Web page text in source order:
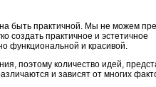
быть практичной. Мы не можем
создать практичное и эстетичное
функциональной и красивой.
поэтому количество идей,
и зависят от многих